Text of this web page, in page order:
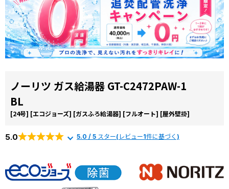
ノーリツ ガス給湯器 GT-C2472PAW-1
BL
[24号] [エコジョーズ] [ガスふろ給湯器] [フルオート] [屋外壁掛]
5.0 5.0 / 5 スター(レビュー1件に基づく)